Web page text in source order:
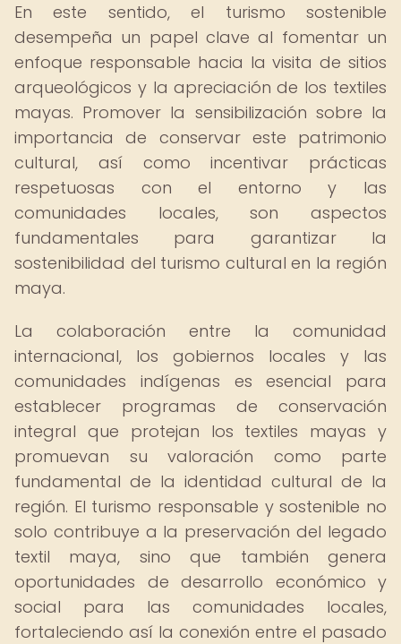
En este sentido, el turismo sostenible
desempeña un papel clave al fomentar un
enfoque responsable hacia la visita de sitios
arqueológicos y la apreciación de los textiles
mayas. Promover la sensibilización sobre la
importancia de conservar este patrimonio
cultural, así como incentivar prácticas
respetuosas con el entorno y las
comunidades locales, son aspectos
fundamentales para garantizar la
sostenibilidad del turismo cultural en la región
maya.
La colaboración entre la comunidad
internacional, los gobiernos locales y las
comunidades indígenas es esencial para
establecer programas de conservación
integral que protejan los textiles mayas y
promuevan su valoración como parte
fundamental de la identidad cultural de la
región. El turismo responsable y sostenible no
solo contribuye a la preservación del legado
textil maya, sino que también genera
oportunidades de desarrollo económico y
social para las comunidades locales,
fortaleciendo así la conexión entre el pasado